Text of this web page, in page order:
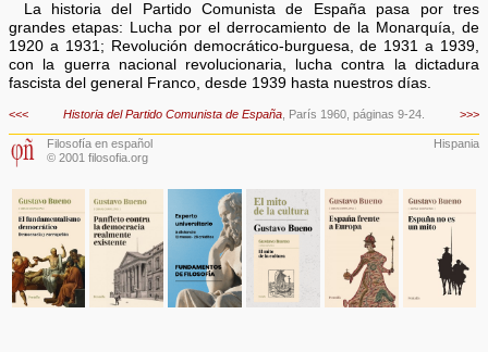
La historia del Partido Comunista de España pasa por tres
grandes etapas: Lucha por el derrocamiento de la Monarquía, de
1920 a 1931; Revolución democrático-burguesa, de 1931 a 1939,
con la guerra nacional revolucionaria, lucha contra la dictadura
fascista del general Franco, desde 1939 hasta nuestros días.
<<< >>>
Historia del Partido Comunista de España , París 1960, páginas 9-24.
Filosofía en español
© 2001 filosofia.org
Hispania